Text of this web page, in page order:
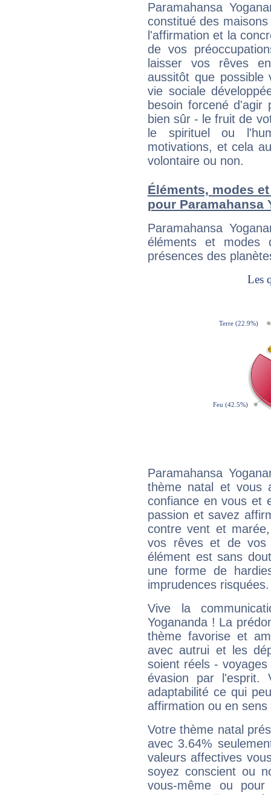
Paramahansa
constitué des
l'affirmation et la
de vos
laisser vos rêves
aussitôt que
vie sociale
besoin forcené
bien sûr - le fruit de
le spirituel ou
motivations, et cela
volontaire ou non.
Éléments, modes
pour Paramahansa
Paramahansa
éléments et modes
présences des
Paramahansa
thème natal et vous
confiance en vous et
passion et savez
contre vent et
vos rêves et de vos
élément est sans
une forme de
imprudences risquées.
Vive la
Yogananda ! La
thème favorise et
avec autrui et les
soient réels -
évasion par l'esprit.
adaptabilité ce qui
affirmation ou en
Votre thème natal
avec 3.64%
valeurs affectives
soyez conscient ou
vous-même ou